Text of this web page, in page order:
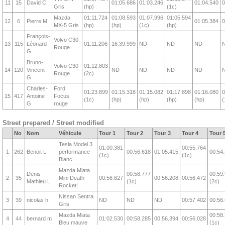
11 15 David C
Gris
(hp)
01:05.686 01:03.246
(1c)
01:04.540
12 6 Pierre M
Mazda
MX-5 Gris
01:11.724
(hp)
01:08.593
(hp)
01:07.996
(1c)
01:05.594
(hp)
01:05.384
13 115
François-
Léonard
G
Volvo C30
Rouge
01:11.206 16:39.999 ND ND ND
14 120
Bruno-
Vincent
G
Volvo C30
Rouge
01:12.803
(2c)
ND ND ND ND
15 417
Charles-
Antoine
G
Ford
Focus
rouge
01:23.899
(1c)
01:15.318
(hp)
01:15.082
(hp)
01:17.898
(hp)
01:16.080
(hp)
Street prepared / Street modified
No Nom Véhicule Tour 1 Tour 2 Tour 3 Tour 4 Tour
1 262 Benoit L
Tesla Model 3
performance
Blanc
01:00.381
(1c)
00:56.618 01:05.415
00:55.764
(1c)
2 35
Denis-
Mathieu L
Mazda Miata
Mini Death
Rocket!
00:56.627
00:58.777
(1c)
00:56.208 00:56.472
(2c)
3 39 nicolas h
Nissan Sentra
Gris
ND ND ND 00:57.402
4 44 bernard m
Mazda Miata
Bleu mauve
01:02.530 00:58.285 00:56.394 00:56.028
(1c)